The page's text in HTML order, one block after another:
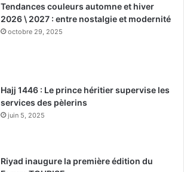
Tendances couleurs automne et hiver
2026 \ 2027 : entre nostalgie et modernité
octobre 29, 2025
Hajj 1446 : Le prince héritier supervise les
services des pèlerins
juin 5, 2025
Riyad inaugure la première édition du